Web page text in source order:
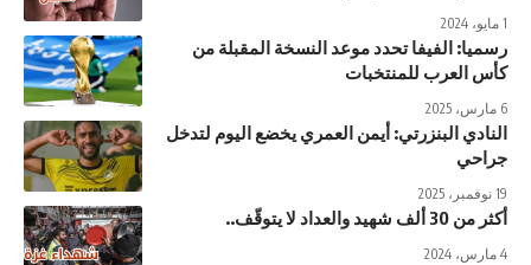
1 مايو، 2024
رسميا: الفيفا تحدد موعد النسخة المقبلة من
كأس العرب للمنتخبات
6 مارس، 2025
النادي البنزرتي: أيمن العمري يخضع اليوم لتدخل
جراحي
19 نوفمبر، 2025
أكثر من 30 ألف شهيد والعداد لا يتوقّف..
4 مارس، 2024